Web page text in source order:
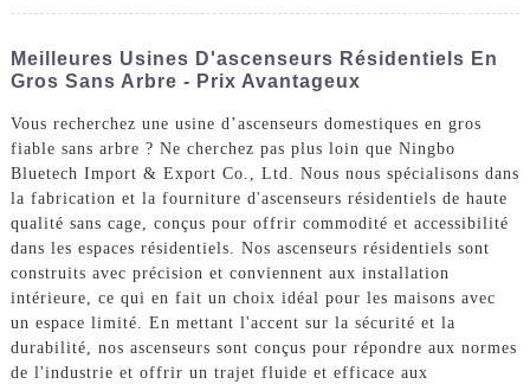
Meilleures Usines D'ascenseurs Résidentiels En
Gros Sans Arbre - Prix Avantageux
Vous recherchez une usine d’ascenseurs domestiques en gros
fiable sans arbre ? Ne cherchez pas plus loin que Ningbo
Bluetech Import & Export Co., Ltd. Nous nous spécialisons dans
la fabrication et la fourniture d'ascenseurs résidentiels de haute
qualité sans cage, conçus pour offrir commodité et accessibilité
dans les espaces résidentiels. Nos ascenseurs résidentiels sont
construits avec précision et conviennent aux installation
intérieure, ce qui en fait un choix idéal pour les maisons avec
un espace limité. En mettant l'accent sur la sécurité et la
durabilité, nos ascenseurs sont conçus pour répondre aux normes
de l'industrie et offrir un trajet fluide et efficace aux